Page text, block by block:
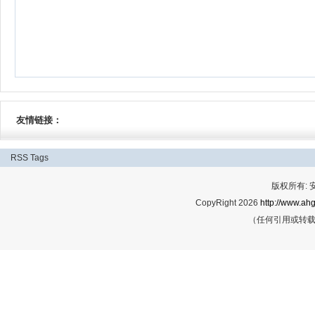
友情链接：
RSS Tags
版权所有:
CopyRight 2026 http://
（任何引用或转